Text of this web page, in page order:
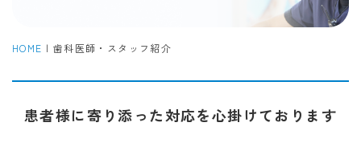
HOME | 歯科医師・スタッフ紹介
患者様に寄り添った対応を心掛けております